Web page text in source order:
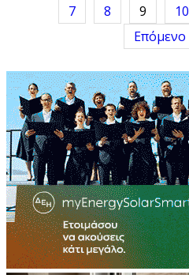
7
8 9 10
Επόμενο